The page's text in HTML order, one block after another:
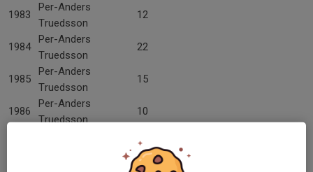
1983
Per-Anders
Truedsson
12
1984
Per-Anders
Truedsson
22
1985
Per-Anders
Truedsson
15
1986
Per-Anders
Truedsson
10
16
29